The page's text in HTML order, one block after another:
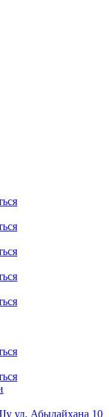
ул. Абылайхана 10